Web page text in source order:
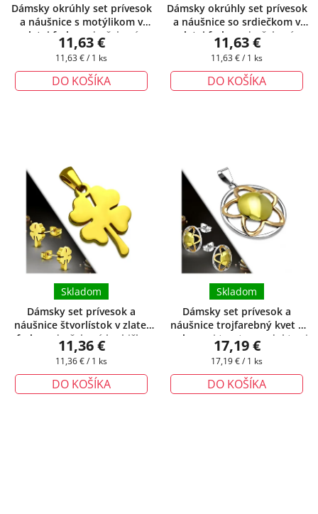
Dámsky okrúhly set prívesok
a náušnice s motýlikom v
zlatej farbe + darčeková
krabička zadarmo
11,63 €
Jednotková
11,63 € / 1 ks
DO KOŠÍKA
Dámsky okrúhly set prívesok
a náušnice so srdiečkom v
zlatej farbe + darčeková
krabička zadarmo
11,63 €
Jednotková
11,63 € / 1 ks
DO KOŠÍKA
Dámsky set prívesok a
náušnice štvorlístok v zlatej
farbe
+ darčeková krabička
zadarmo
Skladom
11,36 €
Jednotková
11,36 € / 1 ks
DO KOŠÍKA
Dámsky set prívesok a
náušnice trojfarebný kvet z
ocele
+ pri tomto produkte si
môžete zvoliť dĺžku retiazky
Skladom
17,19 €
Jednotková
17,19 € / 1 ks
DO KOŠÍKA